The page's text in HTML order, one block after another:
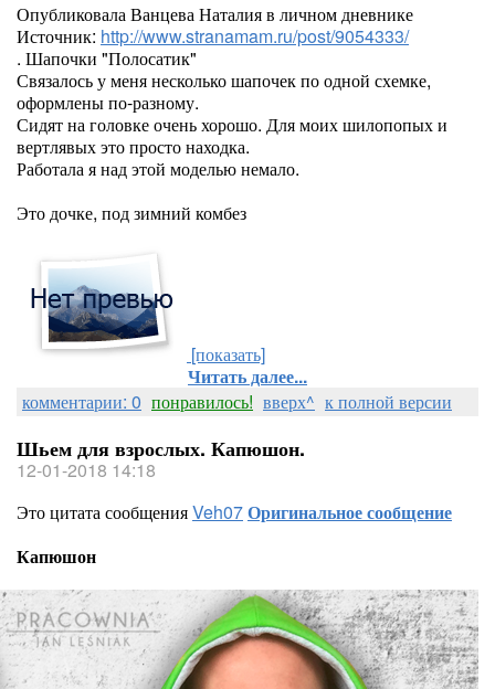
Опубликовала Ванцева Наталия в личном дневнике
Источник: http://www.stranamam.ru/post/9054333/
. Шапочки "Полосатик"
Связалось у меня несколько шапочек по одной схемке,
оформлены по-разному.
Сидят на головке очень хорошо. Для моих шилопопых и
вертлявых это просто находка.
Работала я над этой моделью немало.
Это дочке, под зимний комбез
[показать]
Читать далее...
комментарии: 0 понравилось! вверх^ к полной версии
Шьем для взрослых. Капюшон.
12-01-2018 14:18
Это цитата сообщенияVeh07Оригинальное сообщение
Капюшон